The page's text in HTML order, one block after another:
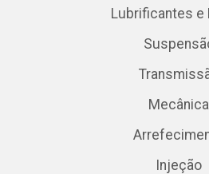
Lubrificantes e
Mecânica
Injeção